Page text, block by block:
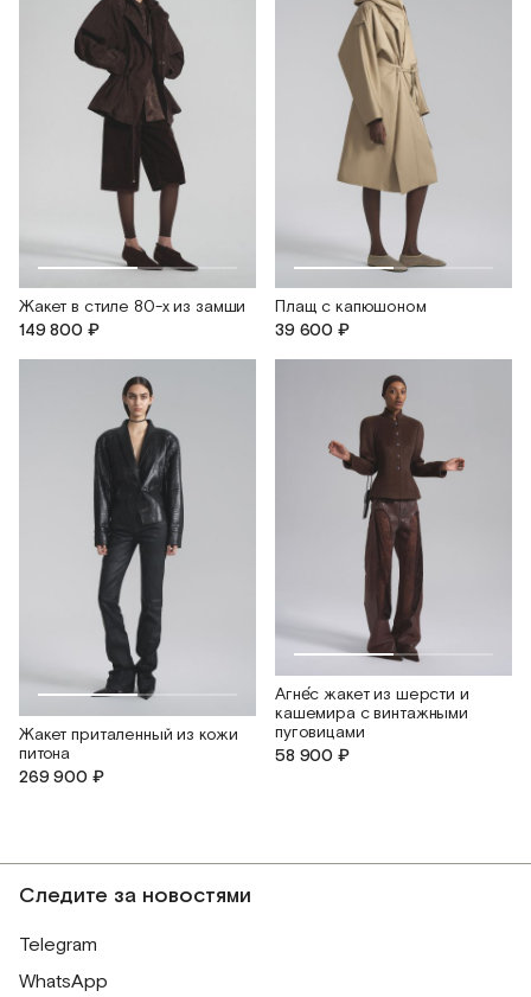
Жакет в стиле 80-х из замши
149 800 ₽
Плащ с капюшоном
39 600 ₽
Жакет приталенный из кожи
питона
269 900 ₽
Агне́с жакет из шерсти и
кашемира c винтажными
пуговицами
58 900 ₽
Следите за новостями
Telegram
WhatsApp